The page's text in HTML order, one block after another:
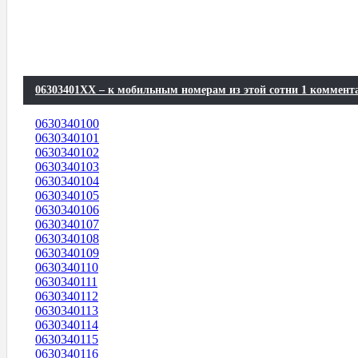
06303401XX – к мобильным номерам из этой сотни 1
0630340100
0630340101
0630340102
0630340103
0630340104
0630340105
0630340106
0630340107
0630340108
0630340109
0630340110
0630340111
0630340112
0630340113
0630340114
0630340115
0630340116